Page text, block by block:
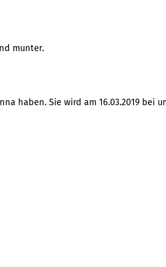
munter.
haben. Sie wird am 16.03.2019 bei